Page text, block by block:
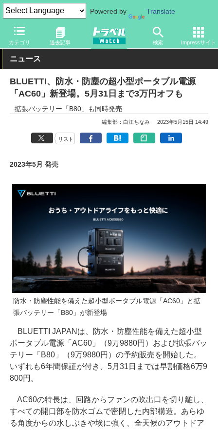
Powered by Translate
カテゴリ 過去記事 検索 Impressサイト
トラベル Watch 旅のアイテム 旅行グッズ 充電器・バッテリー
ニュース
BLUETTI、防水・防塵の超小型ポータブル電源
「AC60」新登場。5月31日まで3万円オフも
拡張バッテリー「B80」も同時発売
編集部：白江ちなみ 2023年5月15日 14:49
リスト
2023年5月 発売
防水・防塵性能を備えた超小型ポータブル電源「AC60」と拡
張バッテリー「B80」が新登場
BLUETTI JAPANは、防水・防塵性能を備えた超小型
ポータブル電源「AC60」（9万9880円）および拡張バッ
テリー「B80」（9万9880円）の予約販売を開始した。
いずれも6年間保証が付き、5月31日までは早割価格6万9
800円。
AC60の特長は、回路からファンの吹出口を切り離し、
すべての開口部を防水ゴムで密閉した内部構造。あらゆ
る角度からの水しぶきや埃に強く、全天候のアウトドア